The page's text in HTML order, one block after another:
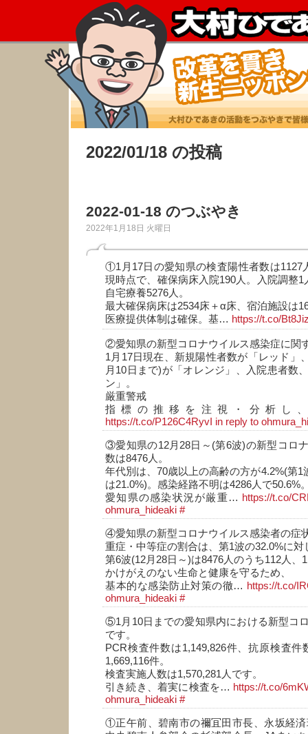
2022/01/18 の投稿
2022-01-18 のつぶやき
2022年1月18日 火曜日
①1月17日の愛知県の検査陽性者数は1127
現時点で、確保病床入院190人。入院調整1
自宅療養5276人。
最大確保病床は2534床＋α床、宿泊施設は
医療提供体制は確保。基… https://t.co/
②愛知県の新型コロナウイルス感染症に関
1月17日現在、新規陽性者数が「レッド」
月10日まで)が「オレンジ」、入院患者数
ン」。
厳重警戒
指標の推移を注視・分析し
https://t.co/P126C4RyvI in reply to
③愛知県の12月28日～(第6波)の新型コロ
数は8476人。
年代別は、70歳以上の高齢の方が4.2%(第1
は21.0%)。感染経路不明は4286人で50.6%
愛知県の感染状況が厳重… https://t.co/
ohmura_hideaki #
④愛知県の新型コロナウイルス感染者の症
重症・中等症の割合は、第1波の32.0%に対
第6波(12月28日～)は8476人のうち112人、
かけがえのない生命と健康を守るため、
基本的な感染防止対策の徹… https://t.co/
ohmura_hideaki #
⑤1月10日までの愛知県内における新型コ
です。
PCR検査件数は1,149,826件、抗原検査件
1,669,116件。
検査実施人数は1,570,281人です。
引き続き、着実に検査を… https://t.co/
ohmura_hideaki #
①正午前、碧南市の禰冝田市長、永坂経